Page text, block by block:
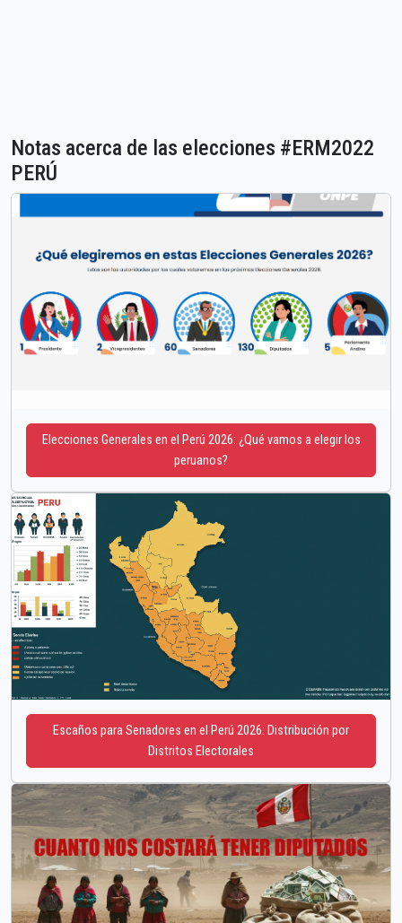
Notas acerca de las elecciones #ERM2022
PERÚ
Elecciones Generales en el Perú 2026: ¿Qué vamos a elegir los
peruanos?
Escaños para Senadores en el Perú 2026: Distribución por
Distritos Electorales